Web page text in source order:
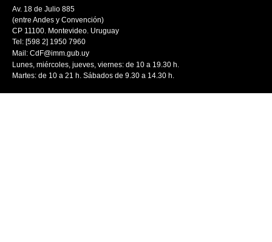
Av. 18 de Julio 885
(entre Andes y Convención)
CP 11100. Montevideo. Uruguay
Tel: [598 2] 1950 7960
Mail: CdF@imm.gub.uy
Lunes, miércoles, jueves, viernes: de 10 a 19.30 h.
Martes: de 10 a 21 h. Sábados de 9.30 a 14.30 h.